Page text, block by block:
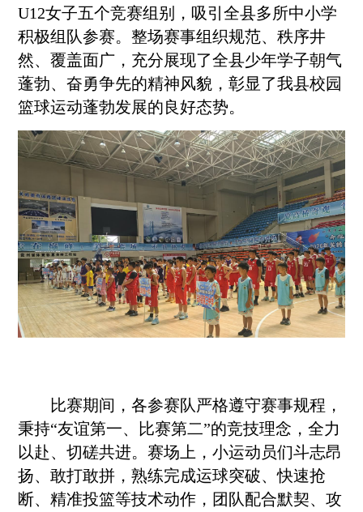
U12女子五个竞赛组别，吸引全县多所中小学
积极组队参赛。整场赛事组织规范、秩序井
然、覆盖面广，充分展现了全县少年学子朝气
蓬勃、奋勇争先的精神风貌，彰显了我县校园
篮球运动蓬勃发展的良好态势。
比赛期间，各参赛队严格遵守赛事规程，
秉持“友谊第一、比赛第二”的竞技理念，全力
以赴、切磋共进。赛场上，小运动员们斗志昂
扬、敢打敢拼，熟练完成运球突破、快速抢
断、精准投篮等技术动作，团队配合默契、攻